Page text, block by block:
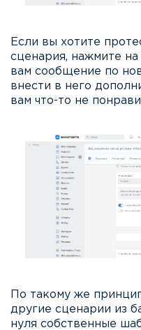
Если вы хотите
сценария, нажмите
вам сообщение по
внести в него
вам что-то не
По такому же
другие сценарии из
нуля собственные